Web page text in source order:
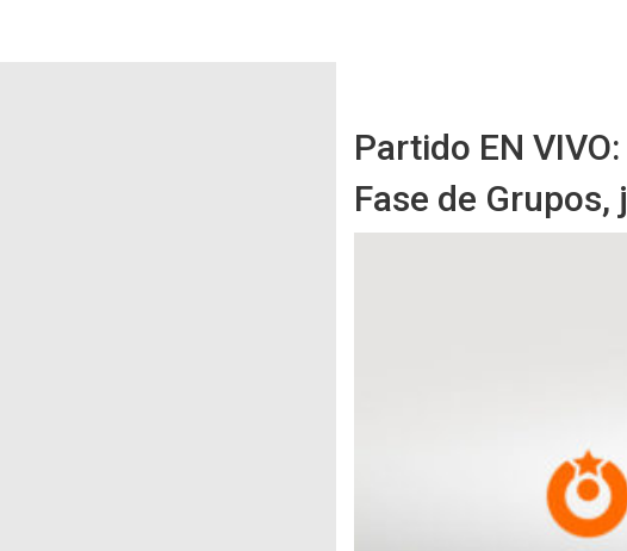
Partido EN
Fase de